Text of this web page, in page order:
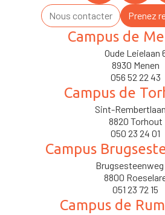
Campus de
Campus
Brugsesteenweg
8800
051 23 72 15
Campus de
Sint-
8820 Torhout
050 23 24 01
Campus de
Oude Leielaan
8930 Menen
056 52 22 43
Prenez
Nous contacter